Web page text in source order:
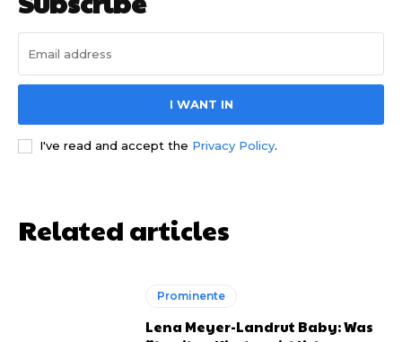
I WANT IN
I've read and accept the Privacy Policy.
Related articles
Prominente
Lena Meyer-Landrut Baby: Was